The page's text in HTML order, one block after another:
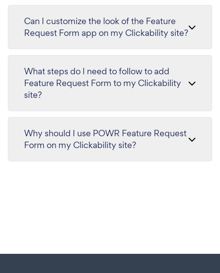
Can I customize the look of the Feature
Request Form app on my Clickability site?
What steps do I need to follow to add
Feature Request Form to my Clickability
site?
Why should I use POWR Feature Request
Form on my Clickability site?